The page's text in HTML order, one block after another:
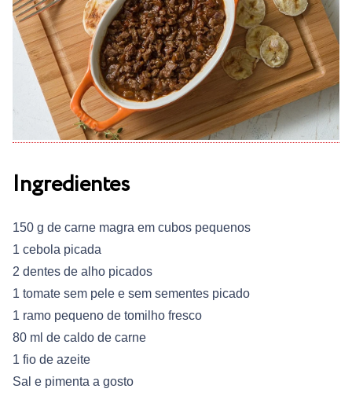
Ingredientes
150 g de carne magra em cubos pequenos
1 cebola picada
2 dentes de alho picados
1 tomate sem pele e sem sementes picado
1 ramo pequeno de tomilho fresco
80 ml de caldo de carne
1 fio de azeite
Sal e pimenta a gosto